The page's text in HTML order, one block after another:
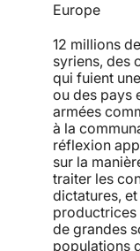
Europe
12 millions
syriens, des
qui fuient
ou des pays
armées
à la
réflexion
sur la
traiter les
dictatures,
de grandes
populations